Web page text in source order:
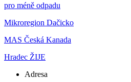
pro méně odpadu
Mikroregion Dačicko
MAS Česká Kanada
Hradec ŽIJE
Adresa